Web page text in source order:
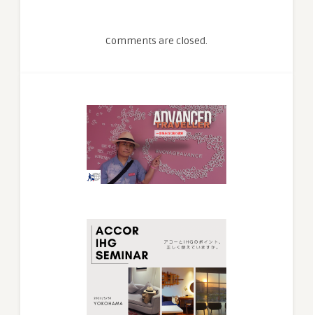
Comments are closed.